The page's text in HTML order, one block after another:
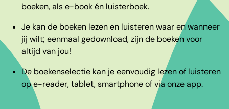
boeken, als e-book én luisterboek.
Je kan de boeken lezen en luisteren waar en wanneer
jij wilt; eenmaal gedownload, zijn de boeken voor
altijd van jou!
De boekenselectie kan je eenvoudig lezen of luisteren
op e-reader, tablet, smartphone of via onze app.